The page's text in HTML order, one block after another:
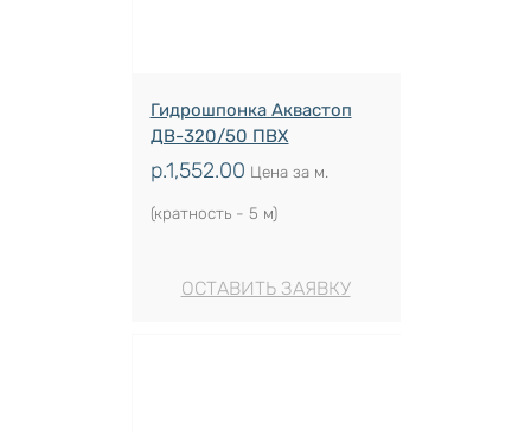
Гидрошпонка Аквастоп
ДВ-320/50 ПВХ
р.1,552.00 Цена за м.
(кратность - 5 м)
ОСТАВИТЬ ЗАЯВКУ